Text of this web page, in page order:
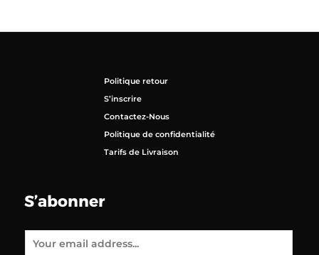
Politique retour
S’inscrire
Contactez-Nous
Politique de confidentialité
Tarifs de Livraison
S’abonner